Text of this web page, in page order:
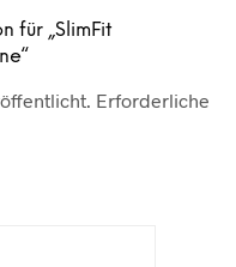
für „SlimFit
Erforderliche